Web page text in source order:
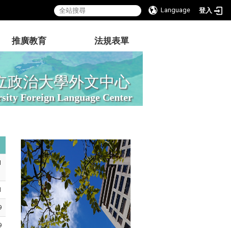
Language 登入
政治大學外文中心
Foreign Language Center
推廣教育 法規表單